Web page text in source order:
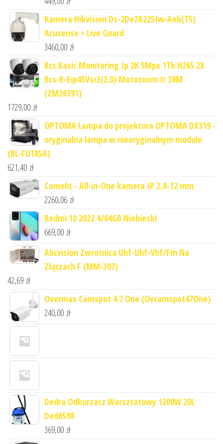
Kamera Hikvision Ds-2De7A225Iw-Aeb(T5)
Acusense + Live Guard
3460,00 zł
Bcs Basic Monitoring Ip 2K 5Mpx 1Tb H265 2X
Bcs-B-Eip45Vsr3(2.0) Motozoom Ir 30M
(ZM26391)
1729,00 zł
OPTOMA Lampa do projektora OPTOMA DX319 -
oryginalna lampa w nieoryginalnym module
(BL-FU185A)
621,40 zł
Comelit - All-in-One kamera IP 2,8-12 mm
2260,06 zł
Redmi 10 2022 4/64GB Niebieski
669,00 zł
Abcvision Zwrotnica Uhf-Uhf-Vhf/Fm Na
Złączach F (MM-307)
42,69 zł
Overmax Camspot 4.7 One (Ovcamspot47One)
240,00 zł
Dedra Odkurzacz Warsztatowy 1200W 20L
Ded6598
369,00 zł